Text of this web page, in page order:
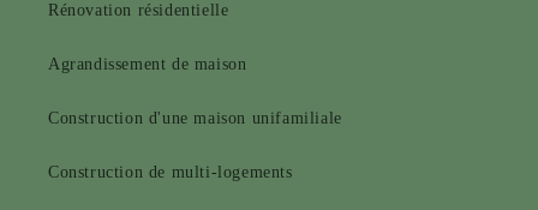
Rénovation résidentielle
Agrandissement de maison
Construction d'une maison unifamiliale
Construction de multi-logements